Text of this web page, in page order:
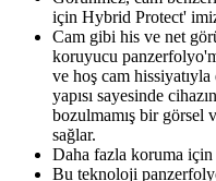
için Hybrid Protect'
Cam gibi his ve net
koruyucu
ve hoş cam
yapısı sayesinde
bozulmamış bir görsel
sağlar.
Daha fazla koruma
Bu teknoloji